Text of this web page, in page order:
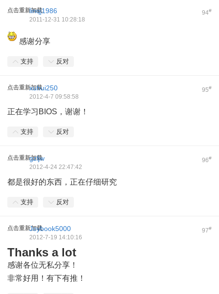
点击重新加载 94#
linqj1986
2011-12-31 10:28:18
感谢分享
支持 反对
点击重新加载 95#
xuhui250
2012-4-7 09:58:58
正在学习BIOS，谢谢！
支持 反对
点击重新加载 96#
gzljw
2012-4-24 22:47:42
都是很好的东西，正在仔细研究
支持 反对
点击重新加载 97#
Joybook5000
2012-7-19 14:10:16
Thanks a lot
感谢各位无私分享！
非常好用！有下有推！